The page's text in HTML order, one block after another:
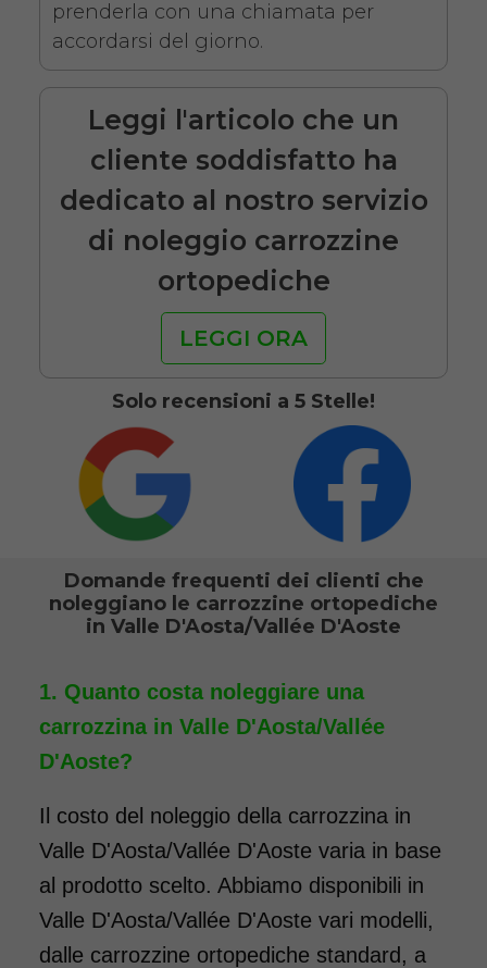
Seduta 46 cm
Noleggio sedia a rotelle seduta
46 cm con braccioli lunghi
estraibili e pedane elevabili
estraibili. Il noleggio minimo è
di 7 giorni a partire da 76 euro.
Consegniamo a domicilio in
tutta Italia, contattaci per
maggiori informazioni.
COSTO NOLEGGIO
da 76,01€
SCHEDA COMPLETA
Noleggio Carrozzina
pieghevole transito - Con
cm
prenderla con una chiamata per
accordarsi del giorno.
Leggi l'articolo che un
cliente soddisfatto ha
dedicato al nostro servizio
di noleggio carrozzine
ortopediche
LEGGI ORA
Solo recensioni a 5 Stelle!
Domande frequenti dei clienti che
noleggiano le carrozzine ortopediche
in Valle D'Aosta/Vallée D'Aoste
Quanto costa noleggiare una
carrozzina in Valle D'Aosta/Vallée
D'Aoste?
Il costo del noleggio della carrozzina in
Valle D'Aosta/Vallée D'Aoste varia in base
al prodotto scelto. Abbiamo disponibili in
Valle D'Aosta/Vallée D'Aoste vari modelli,
dalle carrozzine ortopediche standard, a